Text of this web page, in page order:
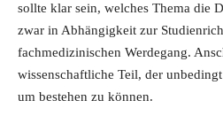
sollte klar sein, welches Thema die
zwar in Abhängigkeit zur
fachmedizinischen Werdegang.
wissenschaftliche Teil, der
um bestehen zu können.